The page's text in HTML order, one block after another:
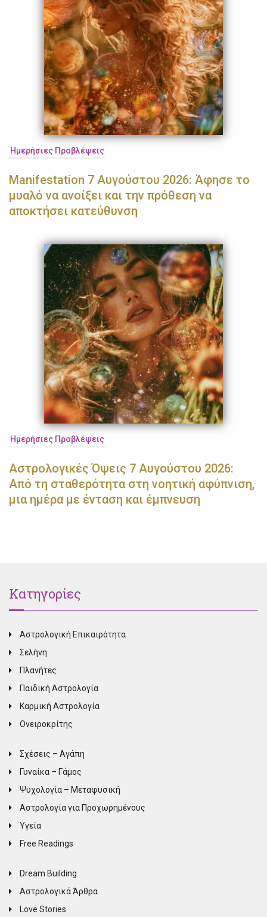
Ημερήσιες Προβλέψεις
Manifestation 7 Αυγούστου 2026: Άφησε το
μυαλό να ανοίξει και την πρόθεση να
αποκτήσει κατεύθυνση
Ημερήσιες Προβλέψεις
Αστρολογικές Όψεις 7 Αυγούστου 2026:
Από τη σταθερότητα στη νοητική αφύπνιση,
μια ημέρα με ένταση και έμπνευση
Κατηγορίες
Αστρολογική Επικαιρότητα
Σελήνη
Πλανήτες
Παιδική Αστρολογία
Καρμική Αστρολογία
Ονειροκρίτης
Σχέσεις – Αγάπη
Γυναίκα – Γάμος
Ψυχολογία – Μεταφυσική
Αστρολογία για Προχωρημένους
Υγεία
Free Readings
Dream Building
Αστρολογικά Άρθρα
Love Stories